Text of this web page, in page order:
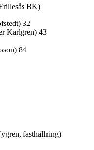
BK)
32
Karlgren) 43
84
fasthållning)